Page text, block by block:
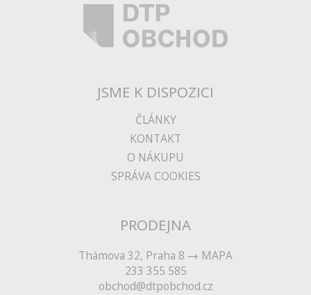
JSME K DISPOZICI
ČLÁNKY
KONTAKT
O NÁKUPU
SPRÁVA COOKIES
PRODEJNA
Thámova 32, Praha 8
MAPA
233 355 585
obchod@dtpobchod.cz